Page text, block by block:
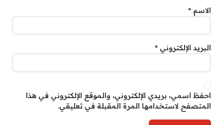
الاسم *
البريد الإلكتروني *
احفظ اسمي، بريدي الإلكتروني، والموقع الإلكتروني في هذا
المتصفح لاستخدامها المرة المقبلة في تعليقي.